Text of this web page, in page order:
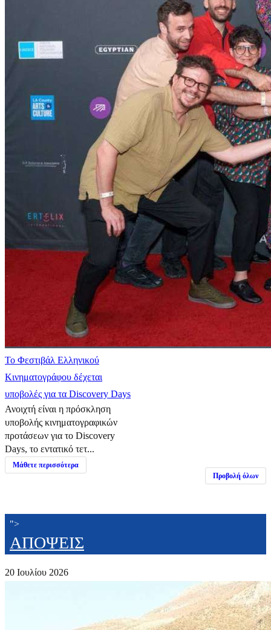
Το Φεστιβάλ Ελληνικού
Κινηματογράφου δέχεται
υποβολές για τα Discovery Days
Ανοιχτή είναι η πρόσκληση
υποβολής κινηματογραφικών
προτάσεων για το Discovery
Days, το εντατικό τετ...
Μάθετε περισσότερα
Προβολή όλων
">
ΑΠΟΨΕΙΣ
20 Ιουλίου 2026